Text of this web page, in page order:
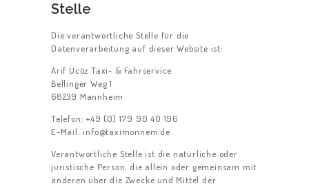
Stelle
Die verantwortliche Stelle für die
Datenverarbeitung auf dieser Website ist:
Arif Ücöz Taxi- & Fahrservice
Bellinger Weg 1
68239 Mannheim
Telefon: +49 (0) 179 90 40 196
E-Mail: info@taximonnem.de
Verantwortliche Stelle ist die natürliche oder
juristische Person, die allein oder gemeinsam mit
anderen über die Zwecke und Mittel der